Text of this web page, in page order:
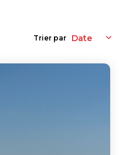
Trier par